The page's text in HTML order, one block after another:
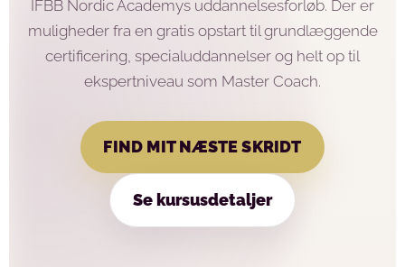
IFBB Nordic Academys uddannelsesforløb. Der er
muligheder fra en gratis opstart til grundlæggende
certificering, specialuddannelser og helt op til
ekspertniveau som Master Coach.
FIND MIT NÆSTE SKRIDT
Se kursusdetaljer